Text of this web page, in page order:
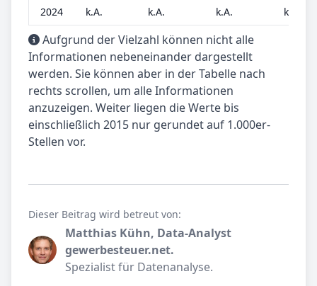
2024
k.A. k.A. k.A. k.A.
Aufgrund der Vielzahl können nicht alle
Informationen nebeneinander dargestellt
werden. Sie können aber in der Tabelle nach
rechts scrollen, um alle Informationen
anzuzeigen. Weiter liegen die Werte bis
einschließlich 2015 nur gerundet auf 1.000er-
Stellen vor.
Dieser Beitrag wird betreut von:
Matthias Kühn, Data-Analyst
gewerbesteuer.net.
Spezialist für Datenanalyse.